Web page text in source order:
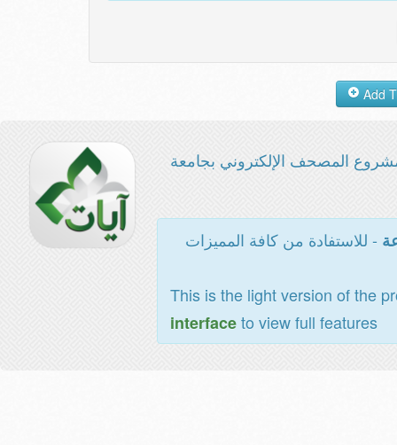
المصحف الإلكتروني بجامعة
- للاستفادة من كافة المميزات
This is the light version of the
interfaceto view full features